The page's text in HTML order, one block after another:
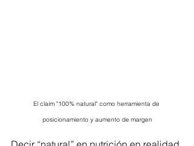
El claim "100% natural" como herramienta de
posicionamiento y aumento de margen